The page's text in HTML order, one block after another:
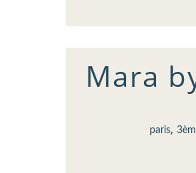
Mara
paris,